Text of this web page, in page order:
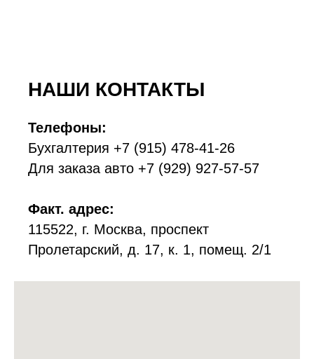
НАШИ КОНТАКТЫ
Телефоны:
Бухгалтерия +7 (915) 478-41-26
Для заказа авто +7 (929) 927-57-57
Факт. адрес:
115522, г. Москва, проспект
Пролетарский, д. 17, к. 1, помещ. 2/1